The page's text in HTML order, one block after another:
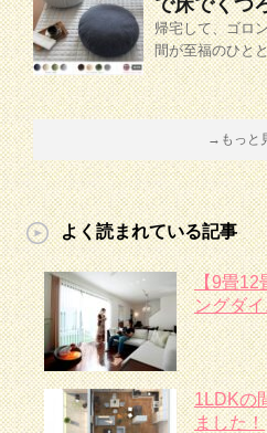
帰宅して、ゴロ
間が至福のひと
→もっと
よく読まれている記事
【9畳12
ングダ
1LDKの
ました！